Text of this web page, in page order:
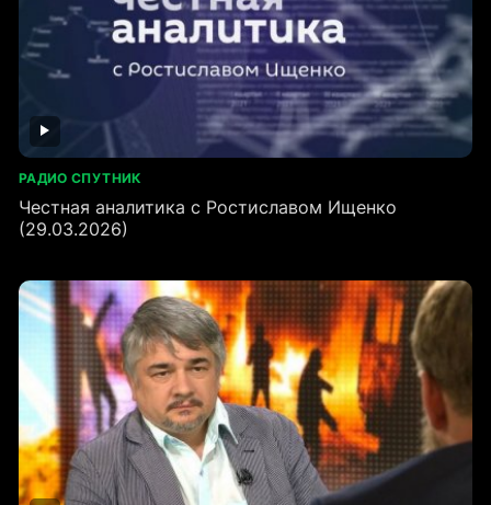
РАДИО СПУТНИК
Честная аналитика с Ростиславом Ищенко
(29.03.2026)